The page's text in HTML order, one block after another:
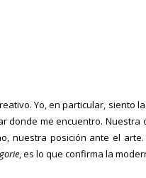
Yo, en particular, siento
donde me encuentro.
nuestra posición ante el
, es lo que confirma la